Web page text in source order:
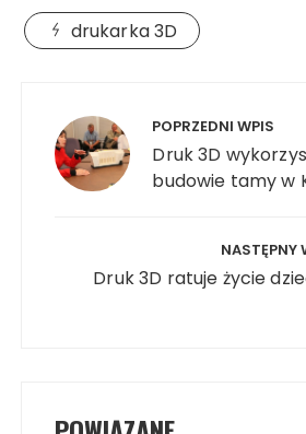
drukarka 3D
wpisu POPRZEDNI WPIS
Druk 3D
budowie tamy w
NASTĘPNY
Druk 3D ratuje życie